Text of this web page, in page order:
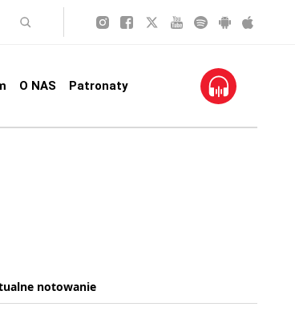
O NAS Patronaty
notowanie